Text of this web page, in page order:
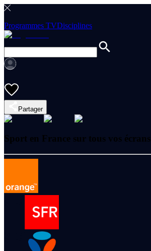
Programmes TVDisciplines
Partager
Sport en France sur tous vos écrans